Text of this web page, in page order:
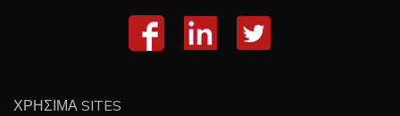
ΧΡΗΣΙΜΑ SITES